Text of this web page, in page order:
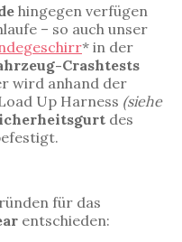
hingegen verfügen
– so auch unser
* in der
Crashtests
wird anhand der
Up Harness (siehe
des
für das
entschieden: